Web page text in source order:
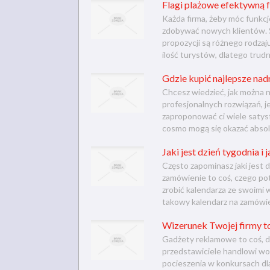
Flagi plażowe efektywną
Każda firma, żeby móc
zdobywać nowych klientów.
propozycji są różnego
ilość turystów, dlatego
Gdzie kupić najlepsze
Chcesz wiedzieć, jak
profesjonalnych rozwiązań,
zaproponować ci wiele
cosmo mogą się okazać
Jaki jest dzień tygodnia i
Często zapominasz jaki jest
zamówienie to coś, czego
zrobić kalendarza ze swoimi
takowy kalendarz na
Wizerunek Twojej firmy
Gadżety reklamowe to coś,
przedstawiciele handlowi
pocieszenia w konkursach